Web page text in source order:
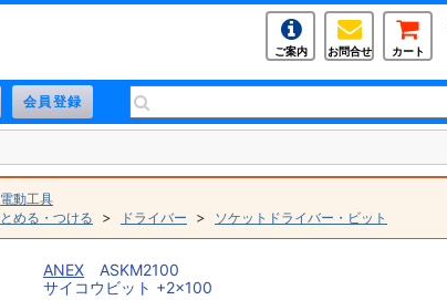
ご案内 お問合せ カート
電動工具
とめる・つける > ドライバー > ソケットドライバー・ビット
ANEX ASKM2100
サイコウビット +2×100